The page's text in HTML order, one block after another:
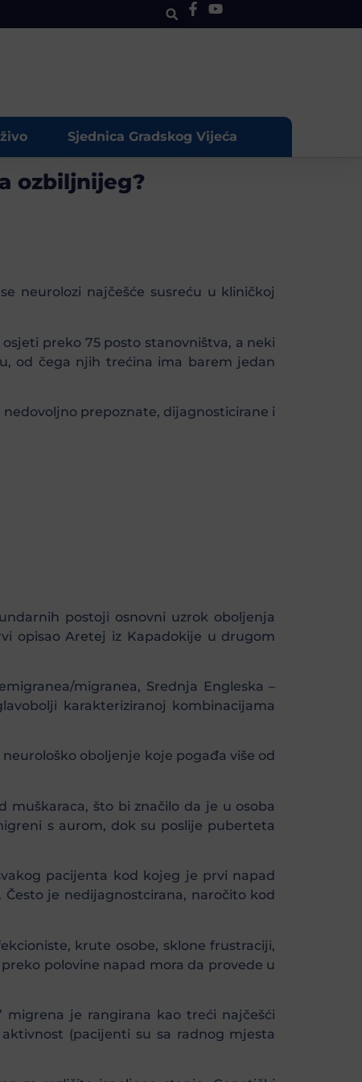
Sjednica Gradskog Vijeća
ozbiljnijeg?
neurolozi najčešće susreću u kliničkoj
preko 75 posto stanovništva, a neki
od čega njih trećina ima barem jedan
prepoznate, dijagnosticirane i
postoji osnovni uzrok oboljenja
opisao Aretej iz Kapadokije u drugom
migranea, Srednja Engleska –
karakteriziranoj kombinacijama
oboljenje koje pogađa više od
muškaraca, što bi značilo da je u osoba
s aurom, dok su poslije puberteta
pacijenta kod kojeg je prvi napad
je nedijagnostcirana, naročito kod
krute osobe, sklone frustraciji,
polovine napad mora da provede u
migrena je rangirana kao treći najčešći
(pacijenti su sa radnog mjesta